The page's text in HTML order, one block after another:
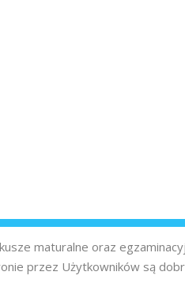
maturalne oraz
przez Użytkowników są